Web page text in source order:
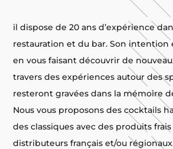
il dispose de 20 ans d’expérience
restauration et du bar. Son intention
en vous faisant découvrir de
travers des expériences autour des
resteront gravées dans la mémoire
Nous vous proposons des cocktails
des classiques avec des produits
distributeurs français et/ou